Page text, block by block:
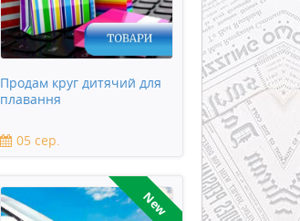
Продам круг дитячий для
плавання
05 сер.
New